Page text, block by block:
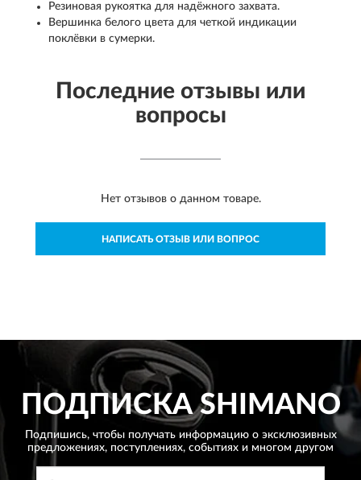
Резиновая рукоятка для надёжного захвата.
Вершинка белого цвета для четкой индикации
поклёвки в сумерки.
Последние отзывы или
вопросы
Нет отзывов о данном товаре.
НАПИСАТЬ ОТЗЫВ ИЛИ ВОПРОС
ПОДПИСКАSHIMANO
Подпишись, чтобы получать информацию о эксклюзивных
предложениях, поступлениях, событиях и многом другом